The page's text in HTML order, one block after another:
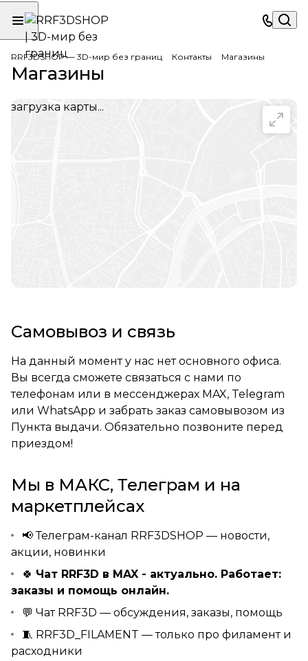
RRF3DSHOP — 3D-мир без границ Контакты Магазины
Магазины
загрузка карты...
Самовывоз и связь
На данный момент у нас нет основного офиса.
Вы всегда сможете связаться с нами по
телефонам или в мессенджерах MAX, Telegram
или WhatsApp и забрать заказ самовывозом из
Пункта выдачи. Обязательно позвоните перед
приездом!
Мы в МАКС, Телеграм и на
маркетплейсах
📢Телеграм-канал RRF3DSHOP — новости,
акции, новинки
🍀 Чат RRF3D в MAX - актуально. Работает:
заказы и помощь онлайн.
💬 Чат RRF3D — обсуждения, заказы, помощь
🧵 RRF3D_FILAMENT — только про филамент и
расходники